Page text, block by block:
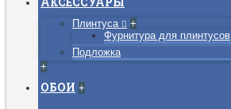
Плинтуса
+
Фурнитура для плинтусов
Подложка
+
ОБОИ +